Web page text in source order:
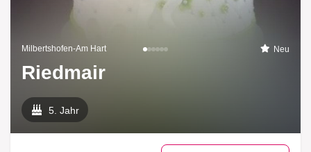
Milbertshofen-Am Hart Neu
Riedmair
5. Jahr